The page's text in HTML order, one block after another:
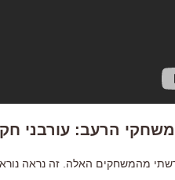
מהמשחקים האלה. זה נראה נורא.